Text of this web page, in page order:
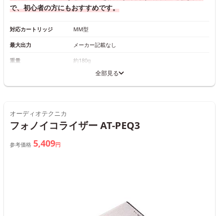
で、初心者の方にもおすすめです。
対応カートリッジ MM型
最大出力 メーカー記載なし
重量 約180g
全部見る
オーディオテクニカ
フォノイコライザー AT-PEQ3
参考価格 5,409円